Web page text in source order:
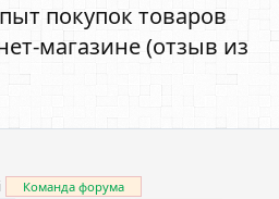
покупок товаров
магазине (отзыв из
Команда форума